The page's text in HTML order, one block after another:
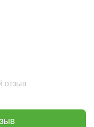
отзыв